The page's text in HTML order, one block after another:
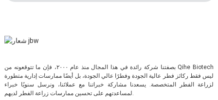
بصفتنا شركة رائدة في هذا المجال منذ عام ٢٠٠٠، فإن ما تتوقعونه من Qihe Biotech
ليس فقط ركائز فطر عالية الجودة وفطرًا عالي الجودة، بل أيضًا ممارسات إدارية متطورة
لزراعة الفطر المتخصصة. يسعدنا مشاركة خبراتنا مع عملائنا، ونرسل سنويًا خبراء